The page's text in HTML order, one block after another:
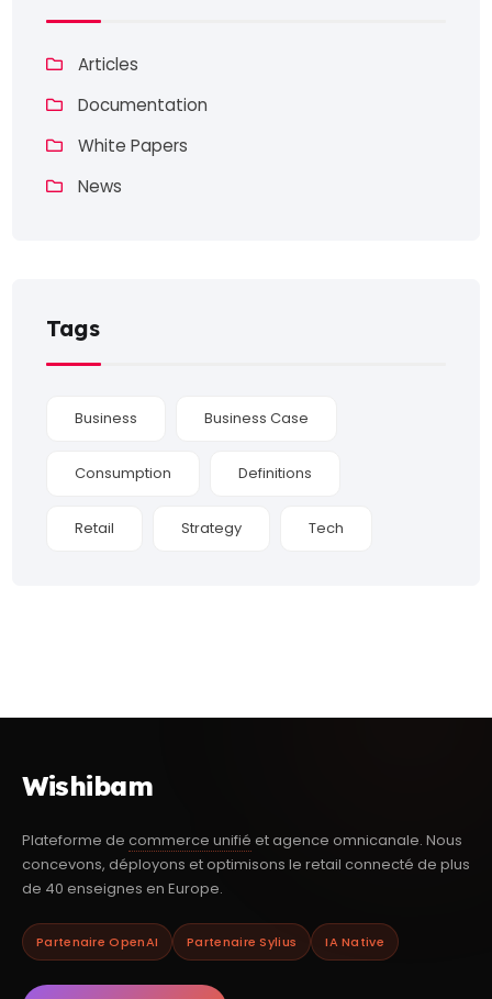
Articles
Documentation
White Papers
News
Tags
Business Business Case
Consumption Definitions
Retail Strategy Tech
Wishibam
Plateforme de commerce unifié et agence omnicanale. Nous
concevons, déployons et optimisons le retail connecté de plus
de 40 enseignes en Europe.
Partenaire OpenAI Partenaire Sylius IA Native